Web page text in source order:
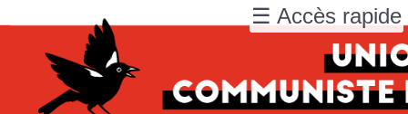
☰ Accès rapide